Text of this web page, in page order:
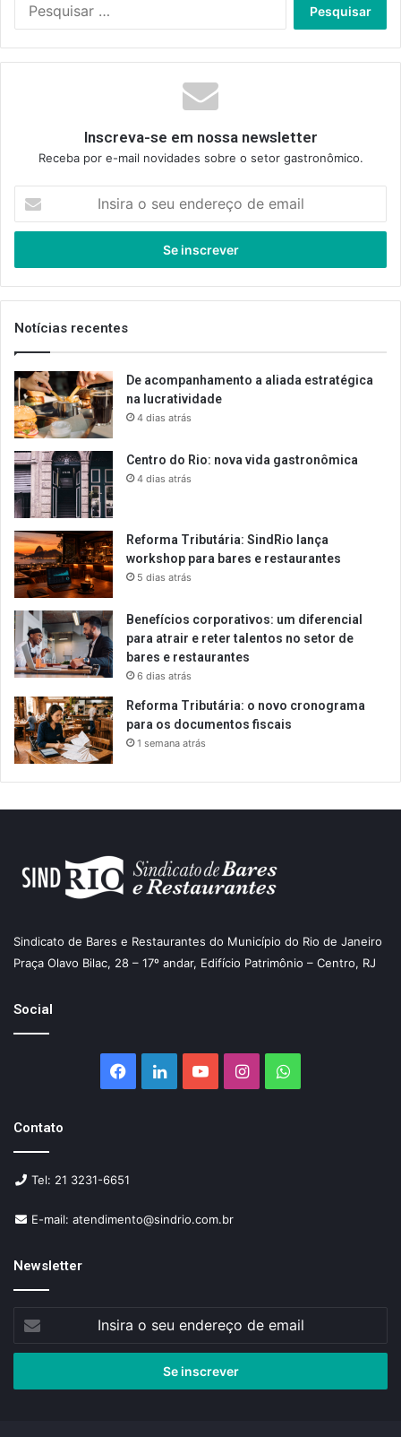
Inscreva-se em nossa newsletter
Receba por e-mail novidades sobre o setor gastronômico.
seu
de
email
Notícias recentes
De acompanhamento a aliada estratégica
na lucratividade
4 dias atrás
Centro do Rio: nova vida gastronômica
4 dias atrás
Reforma Tributária: SindRio lança
workshop para bares e restaurantes
5 dias atrás
Benefícios corporativos: um diferencial
para atrair e reter talentos no setor de
bares e restaurantes
6 dias atrás
Reforma Tributária: o novo cronograma
para os documentos fiscais
1 semana atrás
Sindicato de Bares e Restaurantes do Município do Rio de Janeiro
Praça Olavo Bilac, 28 – 17º andar, Edifício Patrimônio – Centro, RJ
Social
Facebook
LinkedinYouTubeInstagramWhatsApp
Contato
Tel: 21 3231-6651
E-mail: atendimento@sindrio.com.br
Newsletter
seu
de